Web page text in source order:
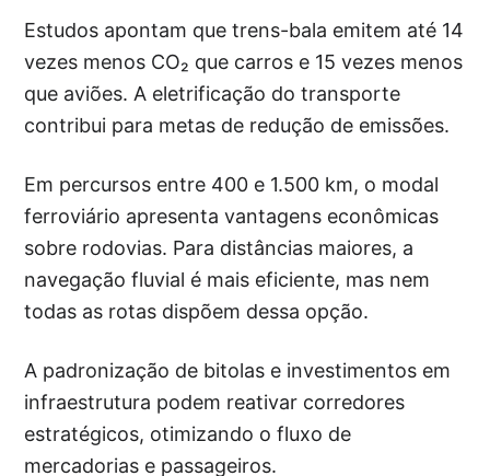
Estudos apontam que trens-bala emitem até 14
vezes menos CO₂ que carros e 15 vezes menos
que aviões. A eletrificação do transporte
contribui para metas de redução de emissões.
Em percursos entre 400 e 1.500 km, o modal
ferroviário apresenta vantagens econômicas
sobre rodovias. Para distâncias maiores, a
navegação fluvial é mais eficiente, mas nem
todas as rotas dispõem dessa opção.
A padronização de bitolas e investimentos em
infraestrutura podem reativar corredores
estratégicos, otimizando o fluxo de
mercadorias e passageiros.